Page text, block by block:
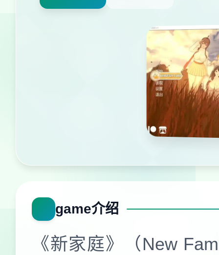
game介绍
《新家庭》（New